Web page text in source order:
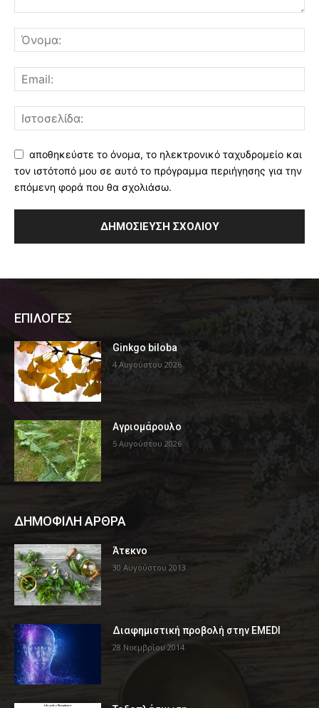
αποθηκεύστε το όνομα, το ηλεκτρονικό ταχυδρομείο και
τον ιστότοπό μου σε αυτό το πρόγραμμα περιήγησης για την
επόμενη φορά που θα σχολιάσω.
ΕΠΙΛΟΓΕΣ
Ginkgo biloba
4 Αυγούστου 2026
Αγριομάρουλο
5 Αυγούστου 2026
ΔΗΜΟΦΙΛΗ ΑΡΘΡΑ
Άτεκνο
30 Αυγούστου 2013
Διαφημιστική προβολή στην EMEDI
28 Νοεμβρίου 2014